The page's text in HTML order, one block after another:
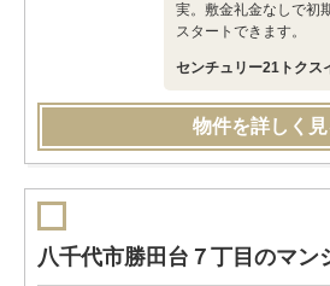
実。敷金礼金なしで初
スタートできます。
センチュリー21トクス
物件を詳しく見
八千代市勝田台７丁目のマン